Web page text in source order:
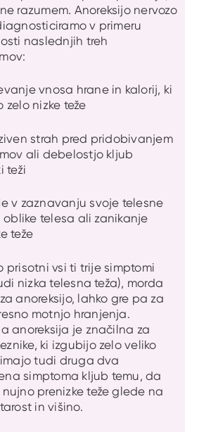
razumem. Anoreksijo nervozo
v primeru
naslednjih treh
vnosa hrane in kalorij, ki
zelo nizke teže
strah pred pridobivanjem
ali debelostjo kljub
teži
v zaznavanju svoje telesne
oblike telesa ali zanikanje
teže
prisotni vsi ti trije simptomi
nizka telesna teža), morda
anoreksijo, lahko gre pa za
motnjo hranjenja.
anoreksija je značilna za
ki izgubijo zelo veliko
tudi druga dva
simptoma kljub temu, da
prenizke teže glede na
in višino.